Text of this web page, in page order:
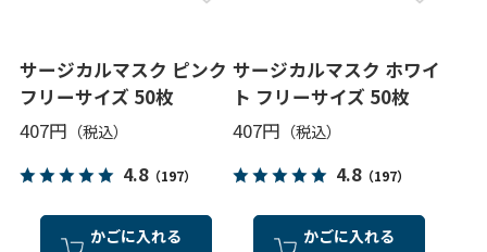
サージカルマスク ピンク
フリーサイズ 50枚
407円
4.8（197）
かごに入れる
サージカルマスク ホワイ
ト フリーサイズ 50枚
407円
4.8（197）
かごに入れる